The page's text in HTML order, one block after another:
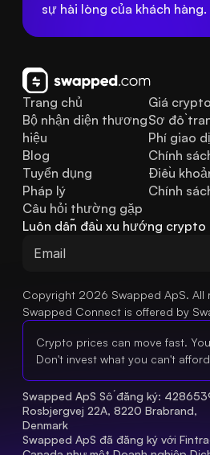
sự hài lòng của khách hàng.
Trang chủ
Bộ nhận diện thương
hiệu
Blog
Câu hỏi thường gặp
Pháp lý
Tuyển dụng
Giá crypto
Sơ đồ
Phí giao
Chính
Điều
Chính
Luôn dẫn đầu xu hướng crypto
Copyright 2026 Swapped ApS. All
Swapped Connect is offered by
Crypto prices can move fast.
Don't invest what you can't
Swapped ApS Số đăng ký:
Rosbjergvej 22A, 8220 Brabrand,
Denmark
Swapped ApS đã đăng ký với